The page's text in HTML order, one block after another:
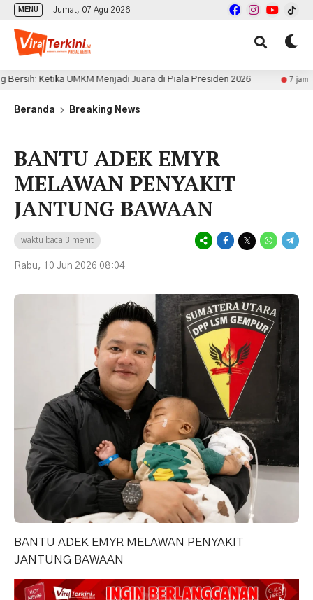
MENU Jumat, 07 Agu 2026
UMKM Menjadi Juara di Piala Presiden 2026 7 jam lalu
Beranda Breaking News
BANTU ADEK EMYR
MELAWAN PENYAKIT
JANTUNG BAWAAN
waktu baca 3 menit
Rabu, 10 Jun 2026 08:04
BANTU ADEK EMYR MELAWAN PENYAKIT
JANTUNG BAWAAN